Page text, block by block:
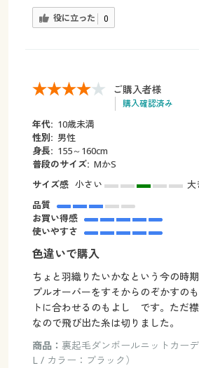
役に立った 0
ご購入者様
購入確認済み
年代: 10歳未満
性別: 男性
身長: 155～160cm
普段のサイズ: МかS
サイズ感 小さい
大
品質
お買い得感
使いやすさ
色違いで購入
ちょと羽織りたいかなという今の時期
プルオーバーをすそからのぞかすの
トに合わせるのもよし です。ただ
なので飛び出た糸は切りました。
商品： 裏起毛ダンボールニットカー
L / カラー：ブラック）